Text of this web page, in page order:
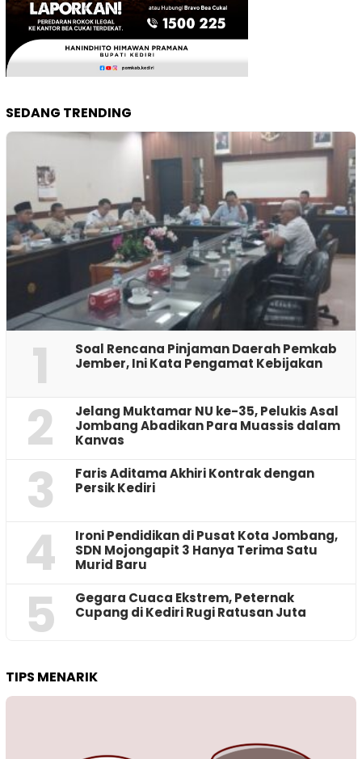
SEDANG TRENDING
1
‎Soal Rencana Pinjaman Daerah Pemkab
Jember, Ini Kata Pengamat Kebijakan ‎
2
Jelang Muktamar NU ke-35, Pelukis Asal
Jombang Abadikan Para Muassis dalam
Kanvas
3
Faris Aditama Akhiri Kontrak dengan
Persik Kediri
4
Ironi Pendidikan di Pusat Kota Jombang,
SDN Mojongapit 3 Hanya Terima Satu
Murid Baru
5
‎Gegara Cuaca Ekstrem, Peternak
Cupang di Kediri Rugi Ratusan Juta
TIPS MENARIK